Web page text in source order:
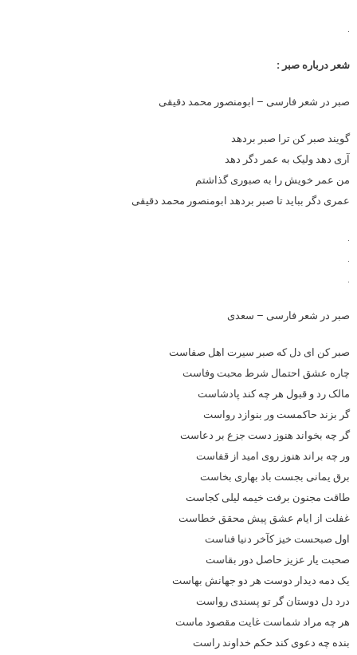
.
شعر درباره صبر :
صبر در شعر فارسی – ابومنصور محمد دقیقی
گویند صبر کن ترا صبر بردهد
آری دهد ولیک به عمر دگر دهد
من عمر خویش را به صبوری گذاشتم
عمری دگر بباید تا صبر بردهد ابومنصور محمد دقیقی
.
.
.
صبر در شعر فارسی – سعدی
صبر کن ای دل که صبر سیرت اهل صفاست
چاره عشق احتمال شرط محبت وفاست
مالک رد و قبول هر چه کند پادشاست
گر بزند حاکمست ور بنوازد رواست
گر چه بخواند هنوز دست جزع بر دعاست
ور چه براند هنوز روی امید از قفاست
برق یمانی بجست باد بهاری بخاست
طاقت مجنون برفت خیمه لیلی کجاست
غفلت از ایام عشق پیش محقق خطاست
اول صبحست خیز کآخر دنیا فناست
صحبت یار عزیز حاصل دور بقاست
یک دمه دیدار دوست هر دو جهانش بهاست
درد دل دوستان گر تو پسندی رواست
هر چه مراد شماست غایت مقصود ماست
بنده چه دعوی کند حکم خداوند راست